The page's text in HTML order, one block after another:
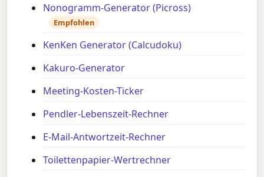
Nonogramm-Generator (Picross)
Empfohlen
KenKen Generator (Calcudoku)
Kakuro-Generator
Meeting-Kosten-Ticker
Pendler-Lebenszeit-Rechner
E-Mail-Antwortzeit-Rechner
Toilettenpapier-Wertrechner